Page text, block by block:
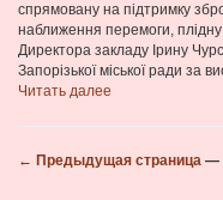
спрямовану на підтримку
наближення перемоги,
Директора закладу Ірину
Запорізької міської ради за
Читать далее
← Предыдущая страница —